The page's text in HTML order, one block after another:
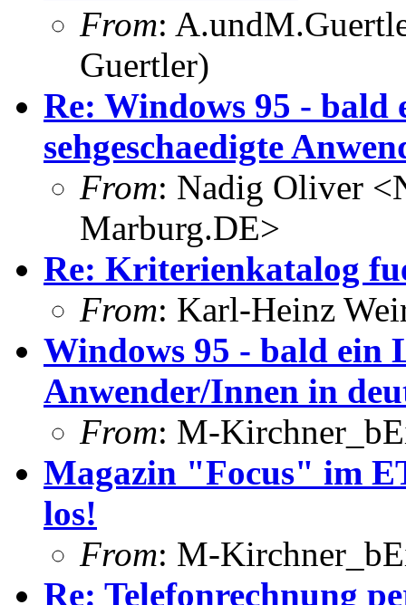
From:
Guertler)
Re: Windows 95 -
sehgeschaedigte
From: Nadig Oliver
Marburg.DE>
Re: Kriterienkatalog
From: Karl-Heinz
Windows 95 - bald ein
Anwender/Innen in
From: M-
Magazin "Focus" im
los!
From: M-
Re: Telefonrechnung